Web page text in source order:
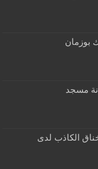
بوزمان
مسجد
الكاذب لدى